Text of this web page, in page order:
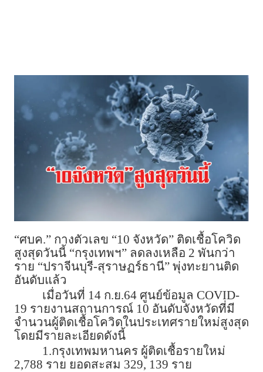
“ศบค.” กางตัวเลข “10 จังหวัด” ติดเชื้อโควิด
สูงสุดวันนี้ “กรุงเทพฯ” ลดลงเหลือ 2 พันกว่า
ราย “ปราจีนบุรี-สุราษฏร์ธานี” พุ่งทะยานติด
อันดับแล้ว
เมื่อวันที่ 14 ก.ย.64 ศูนย์ข้อมูล COVID-
19 รายงานสถานการณ์ 10 อันดับจังหวัดที่มี
จำนวนผู้ติดเชื้อโควิดในประเทศรายใหม่สูงสุด
โดยมีรายละเอียดดังนี้
1.กรุงเทพมหานคร ผู้ติดเชื้อรายใหม่
2,788 ราย ยอดสะสม 329, 139 ราย